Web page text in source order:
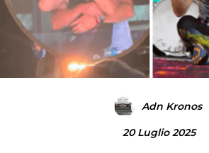
Adn Kronos
20 Luglio 2025